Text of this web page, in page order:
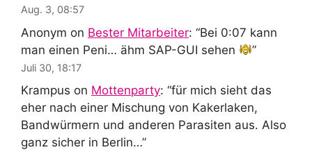
Aug. 3, 08:57
Anonym on Bester Mitarbeiter: “Bei 0:07 kann
man einen Peni… ähm SAP-GUI sehen
”
Juli 30, 18:17
Krampus on Mottenparty: “für mich sieht das
eher nach einer Mischung von Kakerlaken,
Bandwürmern und anderen Parasiten aus. Also
ganz sicher in Berlin…”